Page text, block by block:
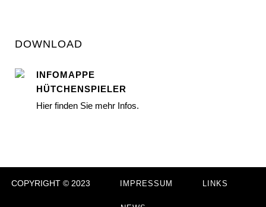
DOWNLOAD
INFOMAPPE
HÜTCHENSPIELER
Hier finden Sie mehr Infos.
COPYRIGHT © 2023 IMPRESSUM LINKS